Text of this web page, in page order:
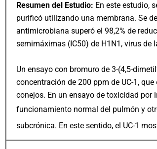
Resumen del Estudio: En este estudio,
purificó utilizando una membrana. Se
antimicrobiana superó el 98,2% de
semimáximas (IC50) de H1N1, virus de
Un ensayo con bromuro de 3-(4,5-
concentración de 200 ppm de UC-1,
conejos. En un ensayo de toxicidad
funcionamiento normal del pulmón y
subcrónica. En este sentido, el UC-1